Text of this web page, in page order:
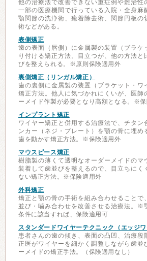
他の治療法で改善できない重症例や難治性
一部の医療機関で行っている入院・全身麻
顎関節の洗浄術、癒着除去術、関節円板の
術などがある。
表側矯正
歯の表面（唇側）に金属製の装置（ブラケ
り付ける矯正方法。目立つが、他の方法と
びを整えられる。※原則保険適用外
裏側矯正（リンガル矯正）
歯の裏側に金属製の装置（ブラケット・ワ
矯正方法。他人に気づかれにくいが、医師
ーメイド作製が必要となり高額となる。※
インプラント矯正
ワイヤー矯正と併用する治療法で、チタン
ンカー（ネジ・プレート）を顎の骨に埋め
歯を動かす矯正方法。※保険適用外
マウスピース矯正
樹脂製の薄くて透明なオーダーメイドのマ
装着して歯並びを整えるので、目立ちにく
ない矯正方法。※保険適用外
外科矯正
矯正と顎の骨の手術を組み合わせることで
並び・噛み合わせを改善させる治療法。※
条件に該当すれば、保険適用可
スタンダードワイヤーテクニック（エッジワ
患者さんの歯の傾き、表面の凸凹、治療段
正医がワイヤーを細かく調整しながら歯並
ーメイドの矯正手法。（保険適用なし）